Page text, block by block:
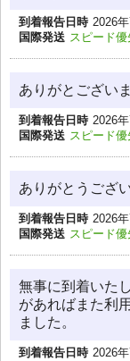
到着報告日時 2026
国際発送 スピード優
ありがとござい
到着報告日時 2026
国際発送 スピード優
ありがとうござ
到着報告日時 2026
国際発送 スピード優
無事に到着いた
があればまた利
ました。
到着報告日時 2026